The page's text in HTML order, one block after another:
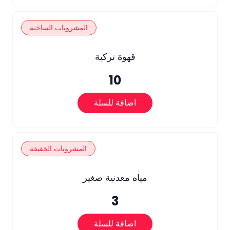
المشروبات الساخنة
قهوة تركية
10
اضافة للسلة
المشروبات الخفيفة
مياه معدنية صغير
3
اضافة للسلة